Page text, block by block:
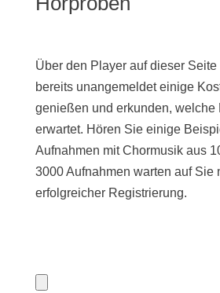
Über den Player auf dieser
bereits unangemeldet einige
genießen und erkunden, welche
erwartet. Hören Sie einige
Aufnahmen mit Chormusik aus
3000 Aufnahmen warten auf Sie
erfolgreicher Registrierung.